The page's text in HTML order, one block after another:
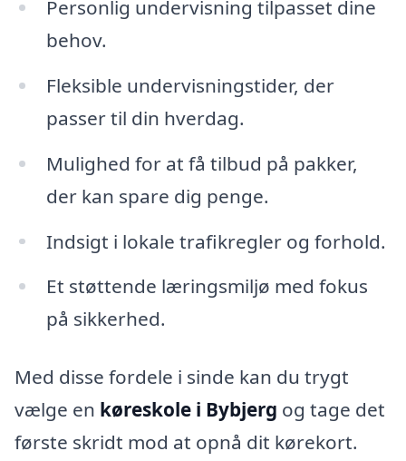
Personlig undervisning tilpasset dine
behov.
Fleksible undervisningstider, der
passer til din hverdag.
Mulighed for at få tilbud på pakker,
der kan spare dig penge.
Indsigt i lokale trafikregler og forhold.
Et støttende læringsmiljø med fokus
på sikkerhed.
Med disse fordele i sinde kan du trygt
vælge en køreskole i Bybjerg og tage det
første skridt mod at opnå dit kørekort.